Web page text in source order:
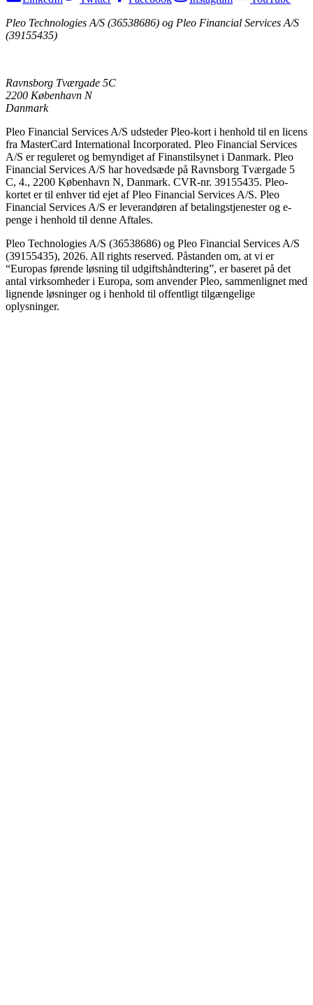
Pleo Technologies A/S (36538686) og Pleo Financial Services A/S
(39155435)
Ravnsborg Tværgade 5C
2200 København N
Danmark
Pleo Financial Services A/S udsteder Pleo-kort i henhold til en licens
fra MasterCard International Incorporated. Pleo Financial Services
A/S er reguleret og bemyndiget af Finanstilsynet i Danmark. Pleo
Financial Services A/S har hovedsæde på Ravnsborg Tværgade 5
C, 4., 2200 København N, Danmark. CVR-nr. 39155435. Pleo-
kortet er til enhver tid ejet af Pleo Financial Services A/S. Pleo
Financial Services A/S er leverandøren af betalingstjenester og e-
penge i henhold til denne Aftales.
Pleo Technologies A/S (36538686) og Pleo Financial Services A/S
(39155435), 2026. All rights reserved. Påstanden om, at vi er
“Europas førende løsning til udgiftshåndtering”, er baseret på det
antal virksomheder i Europa, som anvender Pleo, sammenlignet med
lignende løsninger og i henhold til offentligt tilgængelige
oplysninger.